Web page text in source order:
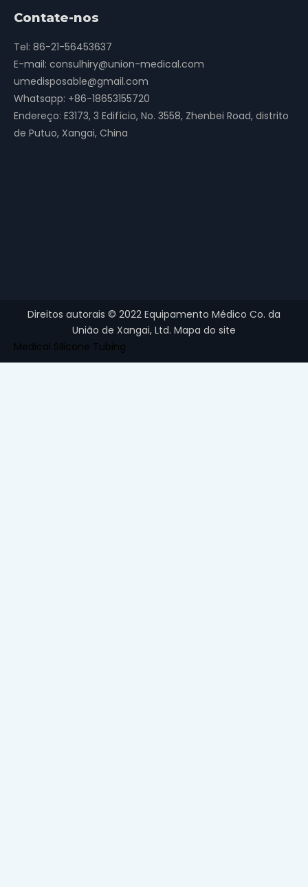
Contate-nos
Tel: 86-21-56453637
E-mail: consulhiry@union-medical.com
umedisposable@gmail.com
Whatsapp: +86-18653155720
Endereço: E3173, 3 Edifício, No. 3558, Zhenbei Road, distrito
de Putuo, Xangai, China
Direitos autorais © 2022 Equipamento Médico Co. da
União de Xangai, Ltd. Mapa do site
Medical Silicone Tubing